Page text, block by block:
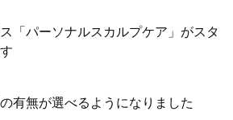
「パーソナルスカルプケア」がスタ
有無が選べるようになりました